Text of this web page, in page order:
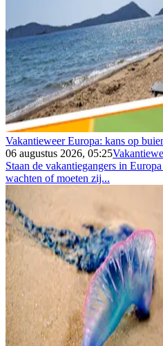
Vakantieweer Europa: kans op
06 augustus 2026, 05:25
Staan de vakantiegangers in
wachten of moeten zij...